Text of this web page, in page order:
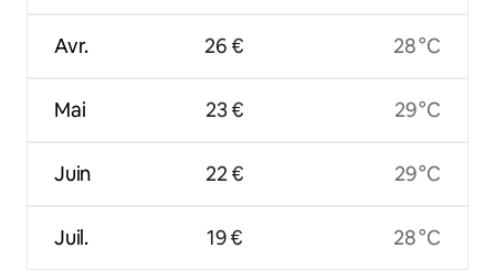
Avr.
Mai
Juin
Juil.
26 €
23 €
22 €
19 €
28 °C
29 °C
29 °C
28 °C